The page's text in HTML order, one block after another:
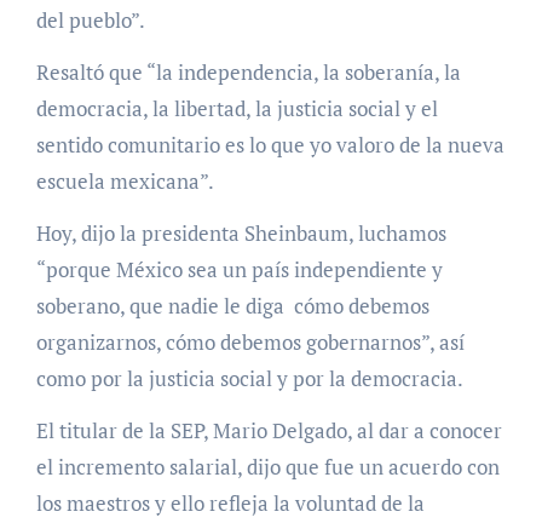
del pueblo”.
Resaltó que “la independencia, la soberanía, la
democracia, la libertad, la justicia social y el
sentido comunitario es lo que yo valoro de la nueva
escuela mexicana”.
Hoy, dijo la presidenta Sheinbaum, luchamos
“porque México sea un país independiente y
soberano, que nadie le diga cómo debemos
organizarnos, cómo debemos gobernarnos”, así
como por la justicia social y por la democracia.
El titular de la SEP, Mario Delgado, al dar a conocer
el incremento salarial, dijo que fue un acuerdo con
los maestros y ello refleja la voluntad de la